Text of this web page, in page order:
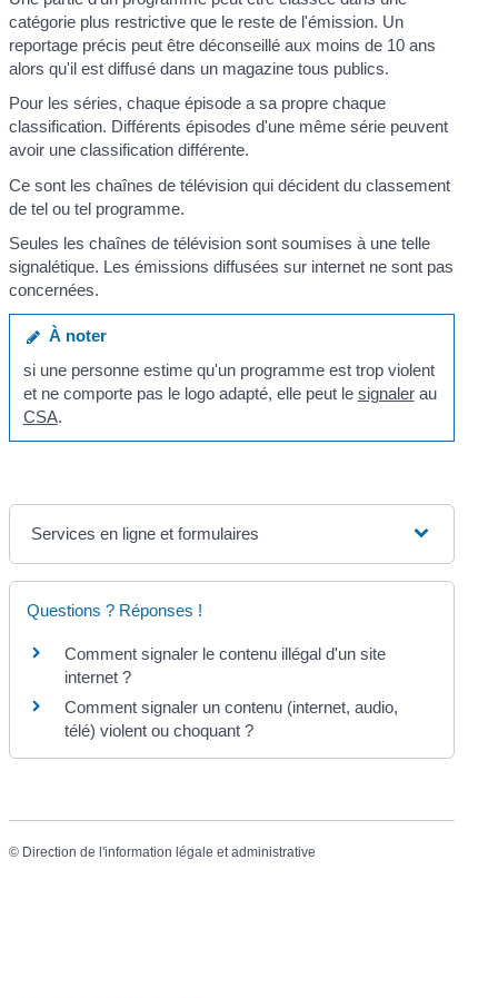
catégorie plus restrictive que le reste de l'émission. Un
reportage précis peut être déconseillé aux moins de 10 ans
alors qu'il est diffusé dans un magazine tous publics.
Pour les séries, chaque épisode a sa propre chaque
classification. Différents épisodes d'une même série peuvent
avoir une classification différente.
Ce sont les chaînes de télévision qui décident du classement
de tel ou tel programme.
Seules les chaînes de télévision sont soumises à une telle
signalétique. Les émissions diffusées sur internet ne sont pas
concernées.
À noter
si une personne estime qu'un programme est trop violent
et ne comporte pas le logo adapté, elle peut le signalerau
CSA.
Services en ligne et formulaires
Questions ? Réponses !
Comment signaler le contenu illégal d'un site
internet ?
Comment signaler un contenu (internet, audio,
télé) violent ou choquant ?
© Direction de l'information légale et administrative